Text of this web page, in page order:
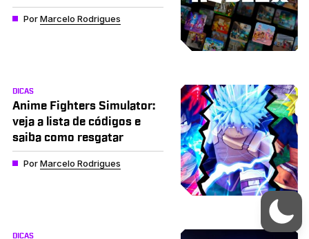
PorMarcelo Rodrigues
DICAS
Anime Fighters Simulator:
veja a lista de códigos e
saiba como resgatar
PorMarcelo Rodrigues
DICAS